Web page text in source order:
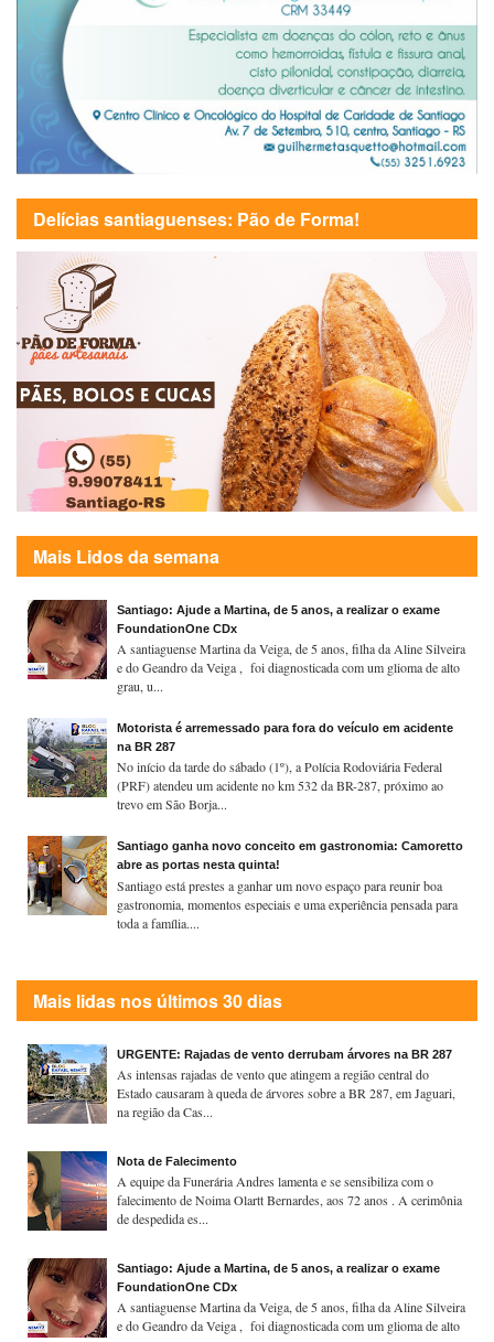
Delícias santiaguenses: Pão de Forma!
Mais Lidos da semana
Santiago: Ajude a Martina, de 5 anos, a realizar o exame
FoundationOne CDx
A santiaguense Martina da Veiga, de 5 anos, filha da Aline Silveira
e do Geandro da Veiga , foi diagnosticada com um glioma de alto
grau, u...
Motorista é arremessado para fora do veículo em acidente
na BR 287
No início da tarde do sábado (1º), a Polícia Rodoviária Federal
(PRF) atendeu um acidente no km 532 da BR-287, próximo ao
trevo em São Borja...
Santiago ganha novo conceito em gastronomia: Camoretto
abre as portas nesta quinta!
Santiago está prestes a ganhar um novo espaço para reunir boa
gastronomia, momentos especiais e uma experiência pensada para
toda a família....
Mais lidas nos últimos 30 dias
URGENTE: Rajadas de vento derrubam árvores na BR 287
As intensas rajadas de vento que atingem a região central do
Estado causaram à queda de árvores sobre a BR 287, em Jaguari,
na região da Cas...
Nota de Falecimento
A equipe da Funerária Andres lamenta e se sensibiliza com o
falecimento de Noima Olartt Bernardes, aos 72 anos . A cerimônia
de despedida es...
Santiago: Ajude a Martina, de 5 anos, a realizar o exame
FoundationOne CDx
A santiaguense Martina da Veiga, de 5 anos, filha da Aline Silveira
e do Geandro da Veiga , foi diagnosticada com um glioma de alto